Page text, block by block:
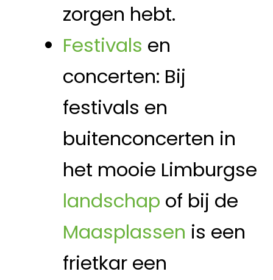
zorgen hebt.
Festivals en
concerten: Bij
festivals en
buitenconcerten in
het mooie Limburgse
landschap of bij de
Maasplassen is een
frietkar een